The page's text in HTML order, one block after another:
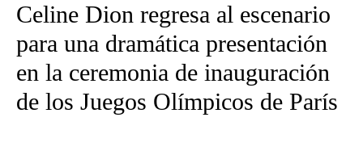
Celine Dion regresa al escenario
para una dramática presentación
en la ceremonia de inauguración
de los Juegos Olímpicos de París